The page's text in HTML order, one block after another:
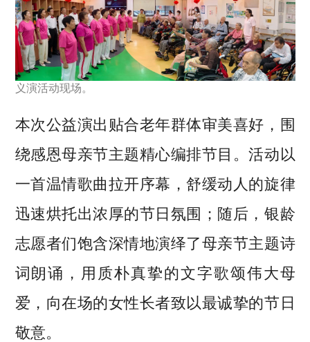
义演活动现场。
本次公益演出贴合老年群体审美喜好，围
绕感恩母亲节主题精心编排节目。活动以
一首温情歌曲拉开序幕，舒缓动人的旋律
迅速烘托出浓厚的节日氛围；随后，银龄
志愿者们饱含深情地演绎了母亲节主题诗
词朗诵，用质朴真挚的文字歌颂伟大母
爱，向在场的女性长者致以最诚挚的节日
敬意。